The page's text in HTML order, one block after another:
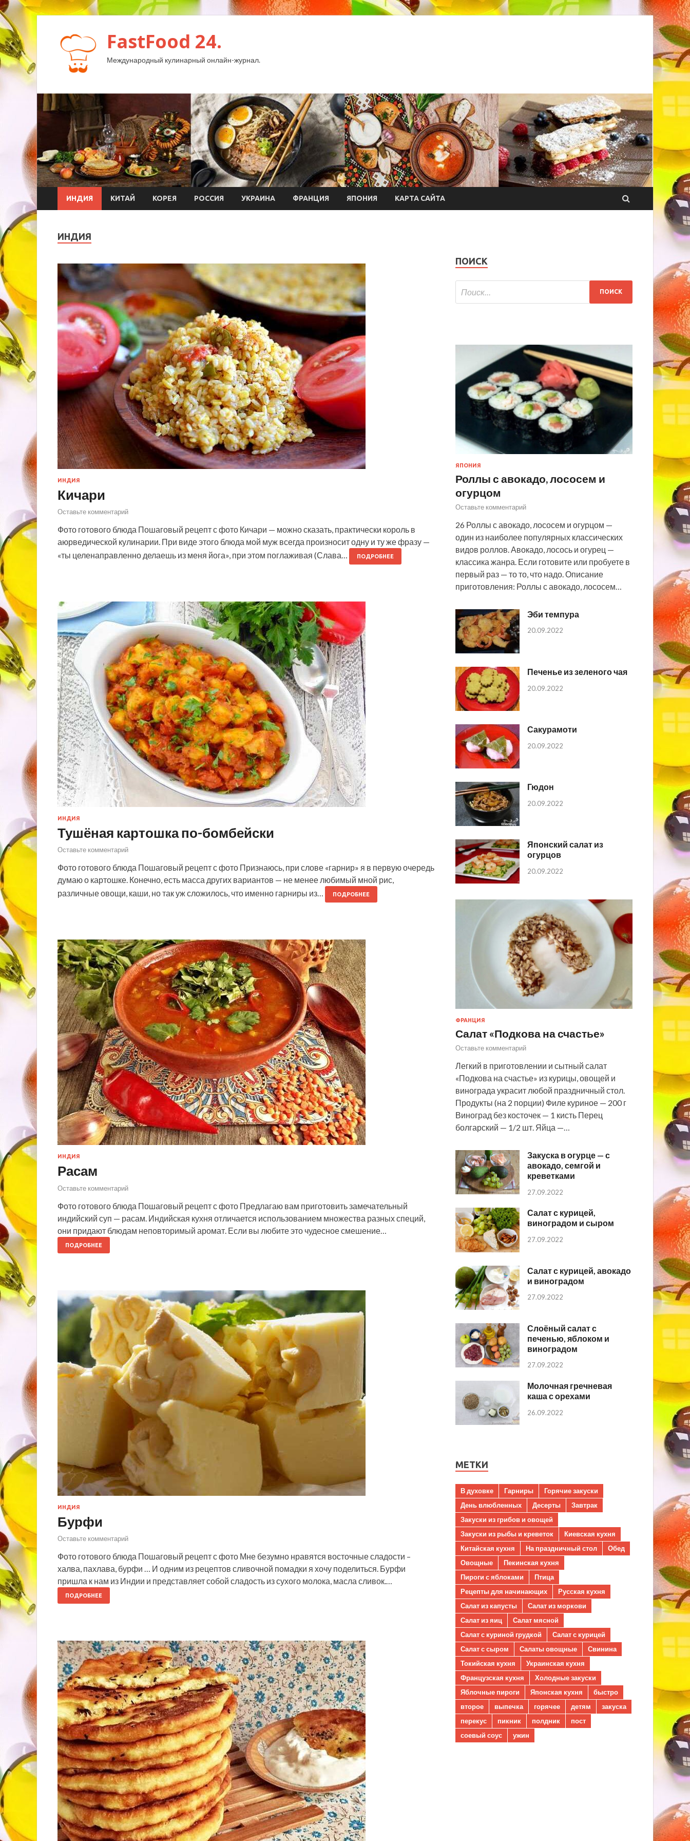
FastFood 24.
Международный кулинарный онлайн-журнал.
ИНДИЯ КИТАЙ КОРЕЯ РОССИЯ УКРАИНА ФРАНЦИЯ ЯПОНИЯ КАРТА САЙТА
ИНДИЯ
ИНДИЯ
Кичари
Оставьте комментарий
Фото готового блюда Пошаговый рецепт с фото Кичари — можно сказать, практически король в
аюрведической кулинарии. При виде этого блюда мой муж всегда произносит одну и ту же фразу —
«ты целенаправленно делаешь из меня йога», при этом поглаживая (Слава…
ПОДРОБНЕЕ
ИНДИЯ
Тушёная картошка по-бомбейски
Оставьте комментарий
Фото готового блюда Пошаговый рецепт с фото Признаюсь, при слове «гарнир» я в первую очередь
думаю о картошке. Конечно, есть масса других вариантов — не менее любимый мной рис,
различные овощи, каши, но так уж сложилось, что именно гарниры из…
ПОДРОБНЕЕ
ИНДИЯ
Расам
Оставьте комментарий
Фото готового блюда Пошаговый рецепт с фото Предлагаю вам приготовить замечательный
индийский суп — расам. Индийская кухня отличается использованием множества разных специй,
они придают блюдам неповторимый аромат. Если вы любите это чудесное смешение…
ПОДРОБНЕЕ
ИНДИЯ
Бурфи
Оставьте комментарий
Фото готового блюда Пошаговый рецепт с фото Мне безумно нравятся восточные сладости –
халва, пахлава, бурфи … И одним из рецептов сливочной помадки я хочу поделиться. Бурфи
пришла к нам из Индии и представляет собой сладость из сухого молока, масла сливок.…
ПОДРОБНЕЕ
ПОИСК
ЯПОНИЯ
Роллы с авокадо, лососем и
огурцом
Оставьте комментарий
26 Роллы с авокадо, лососем и огурцом —
один из наиболее популярных классических
видов роллов. Авокадо, лосось и огурец —
классика жанра. Если готовите или пробуете в
первый раз — то то, что надо. Описание
приготовления: Роллы с авокадо, лососем…
Эби темпура
20.09.2022
Печенье из зеленого чая
20.09.2022
Сакурамоти
20.09.2022
Гюдон
20.09.2022
Японский салат из
огурцов
20.09.2022
ФРАНЦИЯ
Салат «Подкова на счастье»
Оставьте комментарий
Легкий в приготовлении и сытный салат
«Подкова на счастье» из курицы, овощей и
винограда украсит любой праздничный стол.
Продукты (на 2 порции) Филе куриное — 200 г
Виноград без косточек — 1 кисть Перец
болгарский — 1/2 шт. Яйца —…
Закуска в огурце — с
авокадо, семгой и
креветками
27.09.2022
Салат с курицей,
виноградом и сыром
27.09.2022
Салат с курицей, авокадо
и виноградом
27.09.2022
Слоёный салат с
печенью, яблоком и
виноградом
27.09.2022
Молочная гречневая
каша с орехами
26.09.2022
МЕТКИ
В духовке Гарниры
Горячие закуски
День влюбленных
Десерты
Завтрак
Закуски из грибов и овощей
Закуски из рыбы и креветок
Киевская кухня
Китайская кухня
На праздничный стол
Обед
Овощные
Пекинская кухня
Пироги с яблоками
Птица
Рецепты для начинающих
Русская кухня
Салат из капусты
Салат из моркови
Салат из яиц
Салат мясной
Салат с куриной грудкой
Салат с курицей
Салат с сыром
Салаты овощные
Свинина
Токийская кухня
Украинская кухня
Французская кухня
Холодные закуски
Яблочные пироги
Японская кухня
быстро
второе
выпечка горячее детям
закуска
перекус
пикник полдник
пост
соевый соус
ужин